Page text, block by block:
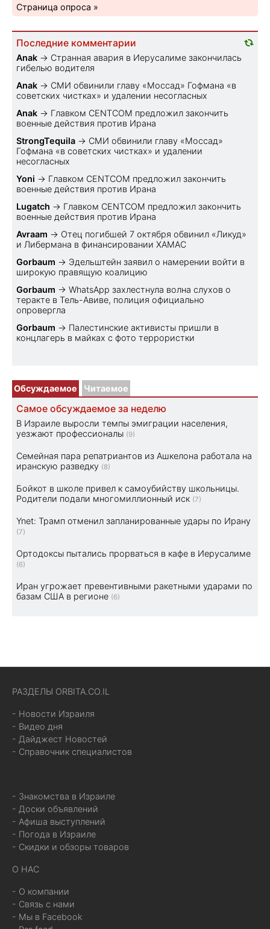
Страница опроса »
Последние комментарии
Anak → Странная авария в Иерусалиме закончилась
гибелью водителя
Anak → СМИ обвинили главу «Моссад» Гофмана «в
советских чистках» и удалении несогласных
Anak → Главком CENTCOM предложил закончить
военные действия против Ирана
StrongTequila → СМИ обвинили главу «Моссад»
Гофмана «в советских чистках» и удалении
несогласных
Yoni → Главком CENTCOM предложил закончить
военные действия против Ирана
Lugatch → Главком CENTCOM предложил закончить
военные действия против Ирана
Avraam → Отец погибшей 7 октября обвинил «Ликуд»
и Либермана в финансировании ХАМАС
Gorbaum → Эдельштейн заявил о намерении войти в
широкую правящую коалицию
Gorbaum → WhatsApp захлестнула волна слухов о
теракте в Тель-Авиве, полиция официально
опровергла
Gorbaum → Палестинские активисты пришли в
концлагерь в майках с фото террористки
Обсуждаемое Читаемое
Самое обсуждаемое за неделю
В Израиле выросли темпы эмиграции населения,
уезжают профессионалы (9)
Семейная пара репатриантов из Ашкелона работала на
иранскую разведку (8)
Бойкот в школе привел к самоубийству школьницы.
Родители подали многомиллионный иск (7)
Ynet: Трамп отменил запланированные удары по Ирану
(7)
Ортодоксы пытались прорваться в кафе в Иерусалиме
(6)
Иран угрожает превентивными ракетными ударами по
базам США в регионе (6)
РАЗДЕЛЫ ORBITA.CO.IL
- Новости Израиля
- Видео дня
- Дайджест Новостей
- Справочник специалистов
- Знакомства в Израиле
- Доски объявлений
- Афиша выступлений
- Погода в Израиле
- Скидки и обзоры товаров
О НАС
- О компании
- Связь с нами
- Мы в Facebook